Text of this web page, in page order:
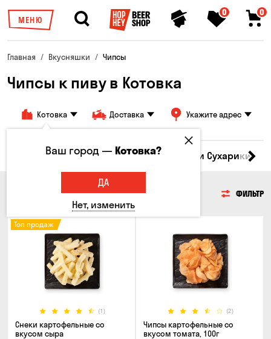
МЕНЮ
0 0
Главная Вкусняшки Чипсы
Чипсы к пиву в Котовка
Котовка Доставка Укажите адрес
Кукуруза Семечки Чипсы Гренки и Сухарики
ФИЛЬТР
(1)
Топ продаж
Снеки картофельные со
вкусом сыра
(2)
Чипсы картофельные со
вкусом томата, 100г
Ваш город —Котовка?
ДА
Нет, изменить